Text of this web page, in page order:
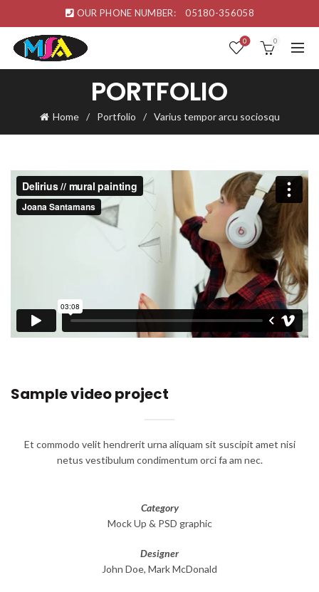
OUR PHONE NUMBER: 05180-356058
0 0
PORTFOLIO
Home Portfolio Varius tempor arcu sociosqu
Sample video project
Et commodo velit hendrerit urna aliquam sit suscipit amet nisi
netus vestibulum condimentum orci fa am nec.
Category
Mock Up & PSD graphic
Designer
John Doe, Mark McDonald